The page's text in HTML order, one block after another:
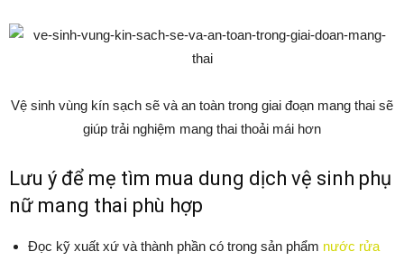
Vệ sinh vùng kín sạch sẽ và an toàn trong giai đoạn mang thai sẽ
giúp trải nghiệm mang thai thoải mái hơn
Lưu ý để mẹ tìm mua dung dịch vệ sinh phụ
nữ mang thai phù hợp
Đọc kỹ xuất xứ và thành phần có trong sản phẩm nước rửa